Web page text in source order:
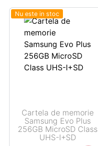
Nu este in stoc
Cartela de memorie
Samsung Evo Plus
256GB MicroSD Class
UHS-I+SD